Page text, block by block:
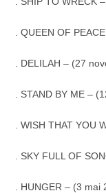
. QUEEN OF
. DELILAH – (27
. STAND BY ME –
. WISH THAT YOU
. SKY FULL OF
. HUNGER – (3 mai